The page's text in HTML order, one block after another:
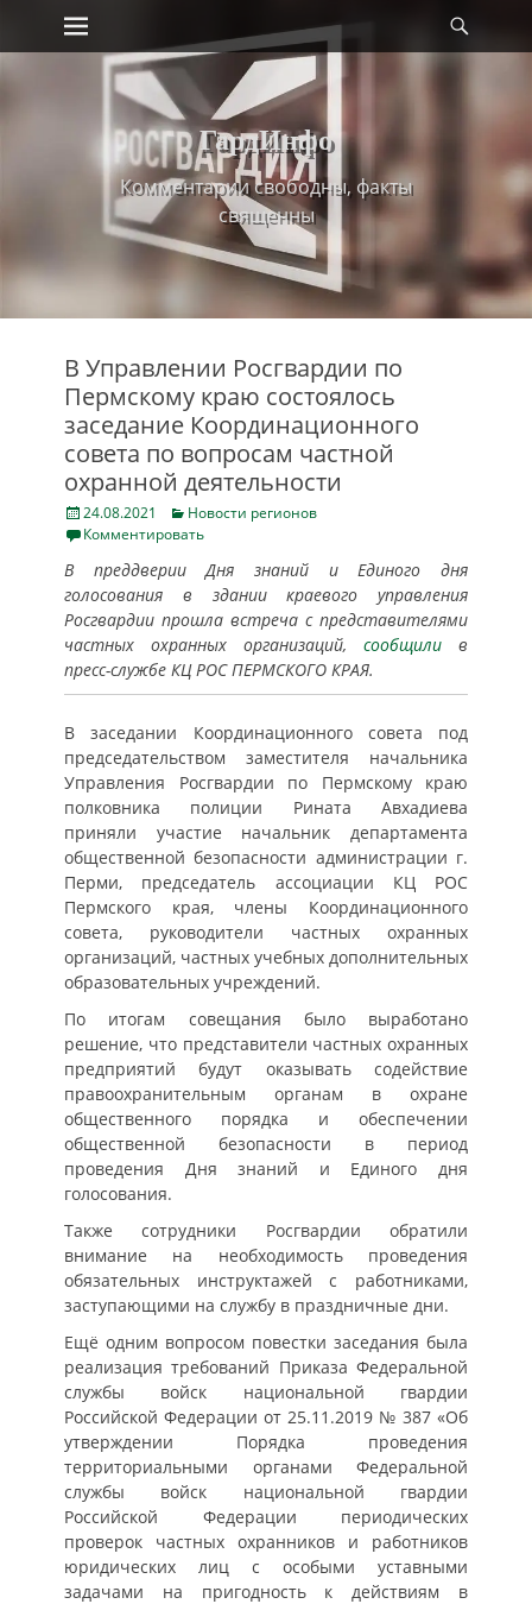
Skip
content
Primary Menu
ГардИнфо
Комментарии свободны, факты
священны
В Управлении Росгвардии по
Пермскому краю состоялось
заседание Координационного
совета по вопросам частной
охранной деятельности
Posted
on
24.08.2021 Categories
Новости регионов
Комментировать
В преддверии Дня знаний и Единого дня
голосования в здании краевого управления
Росгвардии прошла встреча с представителями
частных охранных организаций, сообщили в
пресс-службе КЦ РОС ПЕРМСКОГО КРАЯ.
В заседании Координационного совета под
председательством заместителя начальника
Управления Росгвардии по Пермскому краю
полковника полиции Рината Авхадиева
приняли участие начальник департамента
общественной безопасности администрации г.
Перми, председатель ассоциации КЦ РОС
Пермского края, члены Координационного
совета, руководители частных охранных
организаций, частных учебных дополнительных
образовательных учреждений.
По итогам совещания было выработано
решение, что представители частных охранных
предприятий будут оказывать содействие
правоохранительным органам в охране
общественного порядка и обеспечении
общественной безопасности в период
проведения Дня знаний и Единого дня
голосования.
Также сотрудники Росгвардии обратили
внимание на необходимость проведения
обязательных инструктажей с работниками,
заступающими на службу в праздничные дни.
Ещё одним вопросом повестки заседания была
реализация требований Приказа Федеральной
службы войск национальной гвардии
Российской Федерации от 25.11.2019 № 387 «Об
утверждении Порядка проведения
территориальными органами Федеральной
службы войск национальной гвардии
Российской Федерации периодических
проверок частных охранников и работников
юридических лиц с особыми уставными
задачами на пригодность к действиям в